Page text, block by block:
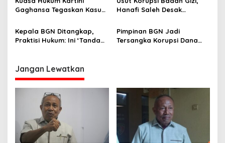
Gaghansa Tegaskan Kasus
Buktikan Dua Alat Bukti Sah
Hanafi Saleh Desak
Tegas Tanpa Pilih Kasih
Kepala BGN Ditangkap,
Praktisi Hukum: Ini ‘Tanda
Pimpinan BGN Jadi
Tersangka Korupsi Dana
Jangan Lewatkan